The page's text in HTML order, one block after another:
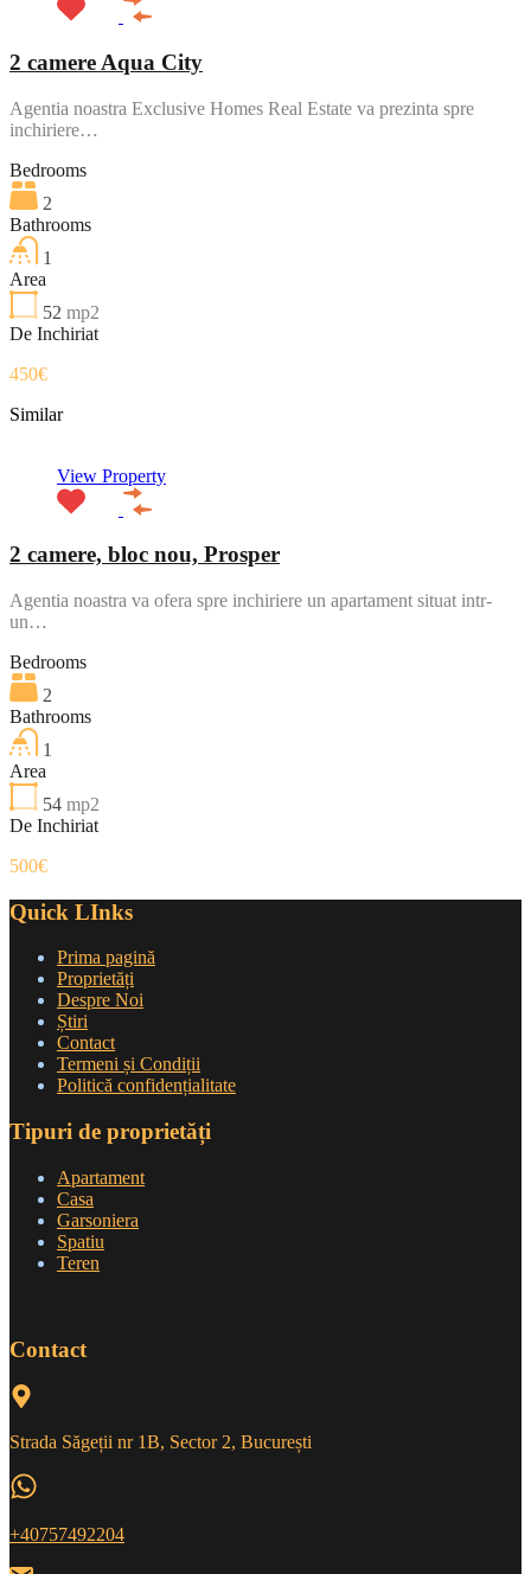
2 camere Aqua City
Agentia noastra Exclusive Homes Real Estate va prezinta spre
inchiriere…
Bedrooms
2
Bathrooms
1
Area
52 mp2
De Inchiriat
450€
Similar
View Property
2 camere, bloc nou, Prosper
Agentia noastra va ofera spre inchiriere un apartament situat intr-
un…
Bedrooms
2
Bathrooms
1
Area
54 mp2
De Inchiriat
500€
Quick LInks
Prima pagină
Proprietăți
Despre Noi
Știri
Contact
Termeni și Condiții
Politică confidențialitate
Tipuri de proprietăți
Apartament
Casa
Garsoniera
Spatiu
Teren
Contact
Strada Săgeții nr 1B, Sector 2, București
+40757492204